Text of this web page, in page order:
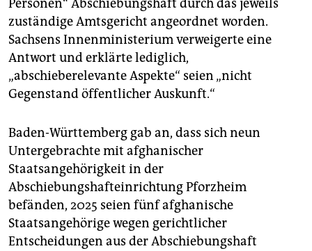
Personen“ Abschiebungshaft durch das jeweils
zuständige Amtsgericht angeordnet worden.
Sachsens Innenministerium verweigerte eine
Antwort und erklärte lediglich,
„abschieberelevante Aspekte“ seien „nicht
Gegenstand öffentlicher Auskunft.“
Baden-Württemberg gab an, dass sich neun
Untergebrachte mit afghanischer
Staatsangehörigkeit in der
Abschiebungshafteinrichtung Pforzheim
befänden, 2025 seien fünf afghanische
Staatsangehörige wegen gerichtlicher
Entscheidungen aus der Abschiebungshaft